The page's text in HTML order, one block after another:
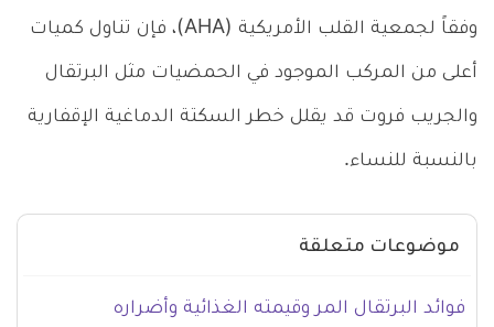
وفقاً لجمعية القلب الأمريكية (AHA)، فإن تناول كميات
أعلى من المركب الموجود في الحمضيات مثل البرتقال
والجريب فروت قد يقلل خطر السكتة الدماغية الإقفارية
بالنسبة للنساء.
موضوعات متعلقة
فوائد البرتقال المر وقيمته الغذائية وأضراره